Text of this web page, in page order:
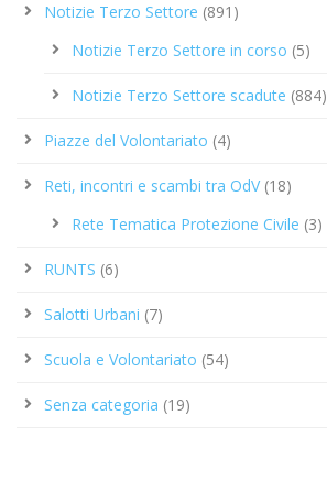
Notizie Terzo Settore (891)
Notizie Terzo Settore in corso (5)
Notizie Terzo Settore scadute (884)
Piazze del Volontariato (4)
Reti, incontri e scambi tra OdV(18)
Rete Tematica Protezione Civile (3)
RUNTS (6)
Salotti Urbani (7)
Scuola e Volontariato (54)
Senza categoria (19)